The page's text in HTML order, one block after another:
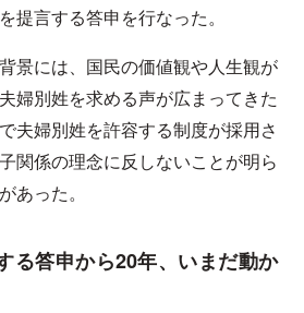
提言する答申を行なった。
景には、国民の価値観や人生観が
婦別姓を求める声が広まってきた
夫婦別姓を許容する制度が採用さ
関係の理念に反しないことが明ら
あった。
る答申から20年、いまだ動か